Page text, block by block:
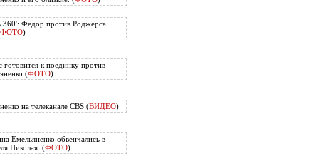
360': Федор против Роджерса.
ФОТО)
готовится к поединку против
(ФОТО)
на телеканале CBS (ВИДЕО)
Емельяненко обвенчались в
Николая. (ФОТО)